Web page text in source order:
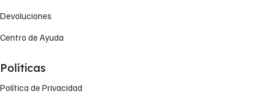
Devoluciones
Centro de Ayuda
Políticas
Política de Privacidad